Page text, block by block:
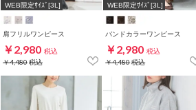
WEB限定ｻｲｽﾞ[3L]
肩フリルワンピース
￥2,980 税込
￥4,480税込
WEB限定ｻｲｽﾞ[3L]
バンドカラーワンピース
￥2,980 税込
￥4,480税込